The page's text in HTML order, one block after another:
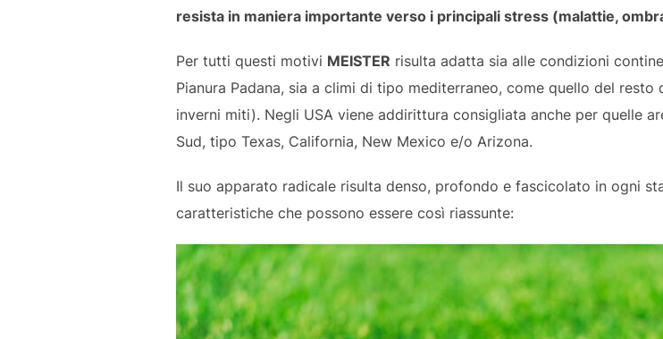
resista in maniera importante verso i principali stress (malattie,
Per tutti questi motivi MEISTER risulta adatta sia alle condizioni
Pianura Padana, sia a climi di tipo mediterraneo, come quello del
inverni miti). Negli USA viene addirittura consigliata anche per quelle
Sud, tipo Texas, California, New Mexico e/o Arizona.
Il suo apparato radicale risulta denso, profondo e fascicolato in ogni
caratteristiche che possono essere così riassunte: